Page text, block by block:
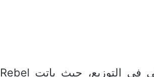
ويتوازى هذا الزخم الرقمي مع نمو فعلي في التوزيع، حيث باتت Rebel